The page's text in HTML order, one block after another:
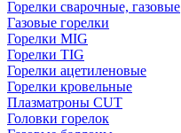
Горелки сварочные, газовые
Газовые горелки
Горелки MIG
Горелки TIG
Горелки ацетиленовые
Горелки кровельные
Плазматроны CUT
Головки горелок